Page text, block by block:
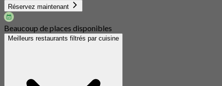
Réservez maintenant
Beaucoup de places disponibles
Meilleurs restaurants filtrés par cuisine